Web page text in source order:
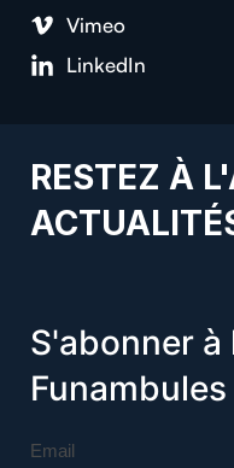
Vimeo
LinkedIn
RESTEZ À
S'abonner
Email